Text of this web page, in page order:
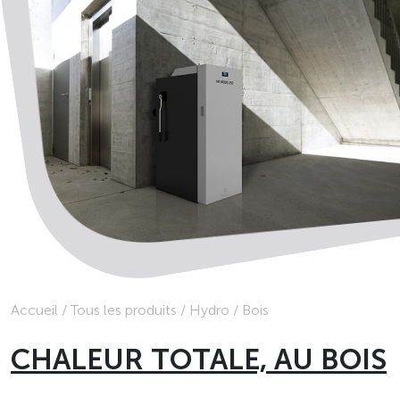
Accueil / Tous les produits / Hydro / Bois
CHALEUR TOTALE, AU BOIS